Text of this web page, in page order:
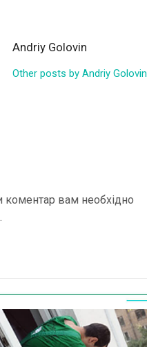
Andriy Golovin
Other posts by Andriy Golovin
коментар вам необхідно
.